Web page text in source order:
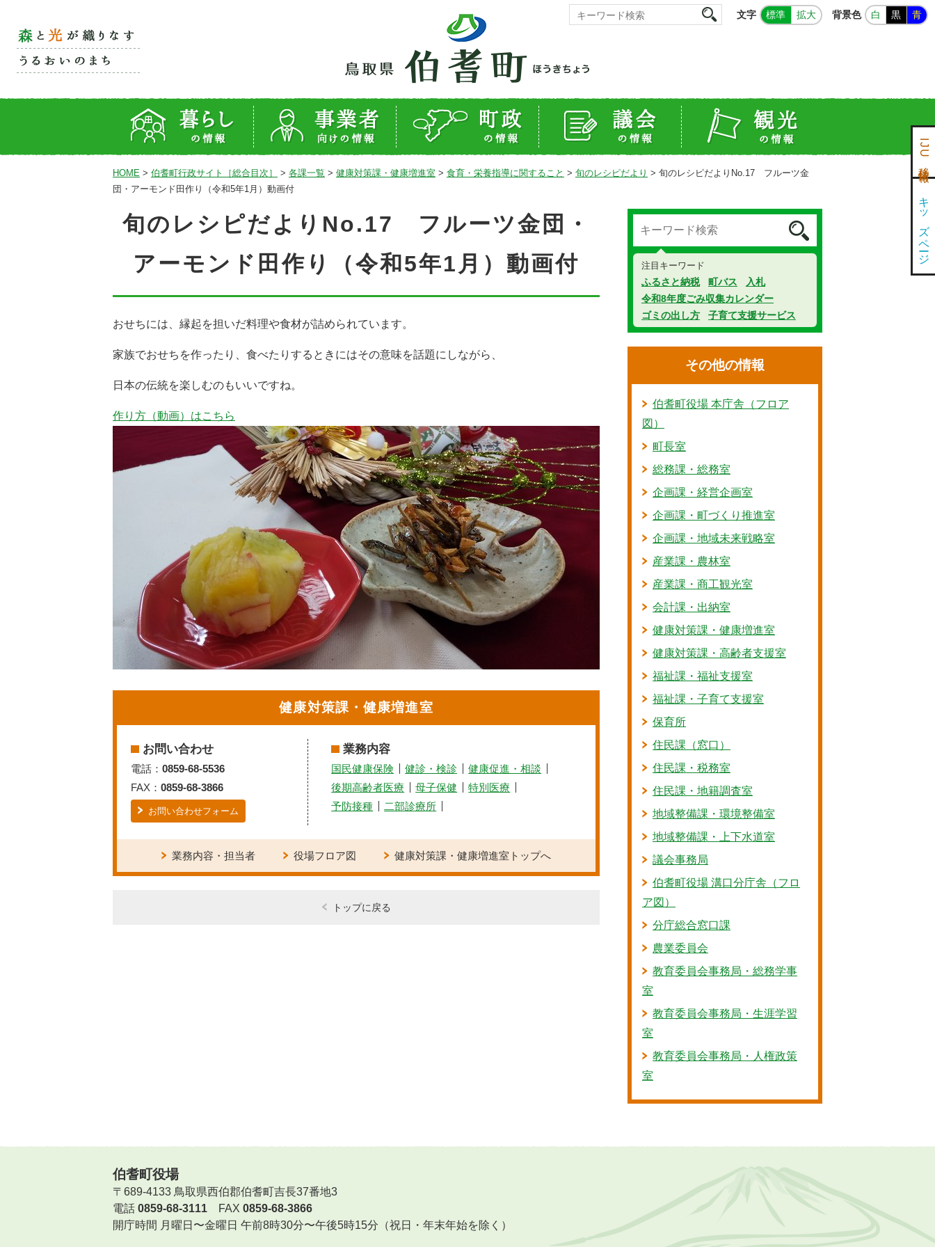
文字 標準 拡大 背景色 白 黒 青
HOME > 伯耆町行政サイト［総合目次］ > 各課一覧 > 健康対策課・健康増進室 > 食育・栄養指導に関すること > 旬のレシピだより > 旬のレシピだよりNo.17 フルーツ金
団・アーモンド田作り（令和5年1月）動画付
旬のレシピだよりNo.17 フルーツ金団・
アーモンド田作り（令和5年1月）動画付
おせちには、縁起を担いだ料理や食材が詰められています。
家族でおせちを作ったり、食べたりするときにはその意味を話題にしながら、
日本の伝統を楽しむのもいいですね。
作り方（動画）はこちら
健康対策課・健康増進室
お問い合わせ
電話： 0859-68-5536
FAX： 0859-68-3866
お問い合わせフォーム
業務内容
国民健康保険 健診・検診
健康促進・相談
後期高齢者医療
母子保健
特別医療
予防接種
二部診療所
業務内容・担当者 役場フロア図 健康対策課・健康増進室トップへ
トップに戻る
注目キーワード
ふるさと納税 町バス
入札
令和8年度ごみ収集カレンダー
ゴミの出し方
子育て支援サービス
その他の情報
伯耆町役場 本庁舎（フロア
図）
町長室
総務課・総務室
企画課・経営企画室
企画課・町づくり推進室
企画課・地域未来戦略室
産業課・農林室
産業課・商工観光室
会計課・出納室
健康対策課・健康増進室
健康対策課・高齢者支援室
福祉課・福祉支援室
福祉課・子育て支援室
保育所
住民課（窓口）
住民課・税務室
住民課・地籍調査室
地域整備課・環境整備室
地域整備課・上下水道室
議会事務局
伯耆町役場 溝口分庁舎（フロ
ア図）
分庁総合窓口課
農業委員会
教育委員会事務局・総務学事
室
教育委員会事務局・生涯学習
室
教育委員会事務局・人権政策
室
伯耆町役場
〒689-4133 鳥取県西伯郡伯耆町吉長37番地3
電話 0859-68-3111 FAX 0859-68-3866
開庁時間 月曜日〜金曜日 午前8時30分〜午後5時15分（祝日・年末年始を除く）
IJU移住情報
キッズページ